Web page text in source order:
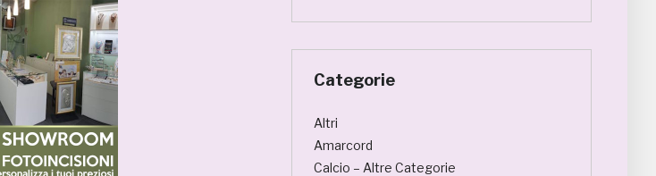
Categorie
Altri
Amarcord
Calcio – Altre Categorie